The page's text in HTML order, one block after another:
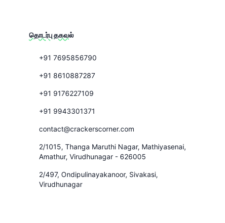
தொடர்பு தகவல்
+91 7695856790
+91 8610887287
+91 9176227109
+91 9943301371
contact@crackerscorner.com
2/1015, Thanga Maruthi Nagar, Mathiyasenai,
Amathur, Virudhunagar - 626005
2/497, Ondipulinayakanoor, Sivakasi,
Virudhunagar